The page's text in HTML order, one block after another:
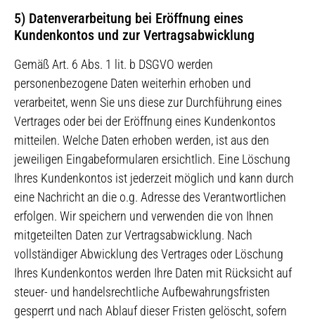
5) Datenverarbeitung bei Eröffnung eines
Kundenkontos und zur Vertragsabwicklung
Gemäß Art. 6 Abs. 1 lit. b DSGVO werden
personenbezogene Daten weiterhin erhoben und
verarbeitet, wenn Sie uns diese zur Durchführung eines
Vertrages oder bei der Eröffnung eines Kundenkontos
mitteilen. Welche Daten erhoben werden, ist aus den
jeweiligen Eingabeformularen ersichtlich. Eine Löschung
Ihres Kundenkontos ist jederzeit möglich und kann durch
eine Nachricht an die o.g. Adresse des Verantwortlichen
erfolgen. Wir speichern und verwenden die von Ihnen
mitgeteilten Daten zur Vertragsabwicklung. Nach
vollständiger Abwicklung des Vertrages oder Löschung
Ihres Kundenkontos werden Ihre Daten mit Rücksicht auf
steuer- und handelsrechtliche Aufbewahrungsfristen
gesperrt und nach Ablauf dieser Fristen gelöscht, sofern